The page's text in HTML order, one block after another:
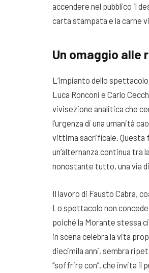
accendere nel pubblico il
carta stampata e la carne
Un omaggio
L’impianto dello
Luca Ronconi e Carlo
vivisezione analitica che
l’urgenza di una umanità
vittima sacrificale. Questa
un’alternanza continua tra
nonostante tutto, una via
Il lavoro di Fausto Cabra,
Lo spettacolo non
poiché la Morante stessa
in scena celebra la vita
diecimila anni, sembra
“soffrire con”, che invita il